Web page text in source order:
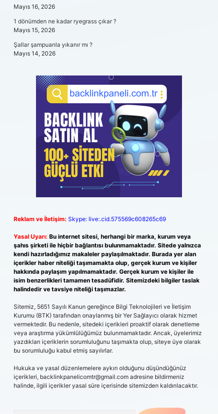
Mayıs 16, 2026
1 dönümden ne kadar ryegrass çıkar ?
Mayıs 15, 2026
Şallar şampuanla yıkanır mı ?
Mayıs 14, 2026
Reklam ve İletişim: Skype: live:.cid.575569c608265c69
Yasal Uyarı: Bu internet sitesi, herhangi bir marka, kurum veya
şahıs şirketi ile hiçbir bağlantısı bulunmamaktadır. Sitede yalnızca
kendi hazırladığımız makaleler paylaşılmaktadır. Burada yer alan
içerikler haber niteliği taşımamakta olup, gerçek kurum ve kişiler
hakkında paylaşım yapılmamaktadır. Gerçek kurum ve kişiler ile
isim benzerlikleri tamamen tesadüfidir. Sitemizdeki bilgiler taslak
halindedir ve tavsiye niteliği taşımazlar.
Sitemiz, 5651 Sayılı Kanun gereğince Bilgi Teknolojileri ve İletişim
Kurumu (BTK) tarafından onaylanmış bir Yer Sağlayıcı olarak hizmet
vermektedir. Bu nedenle, sitedeki içerikleri proaktif olarak denetleme
veya araştırma yükümlülüğümüz bulunmamaktadır. Ancak, üyelerimiz
yazdıkları içeriklerin sorumluluğunu taşımakta olup, siteye üye olarak
bu sorumluluğu kabul etmiş sayılırlar.
Hukuka ve yasal düzenlemelere aykırı olduğunu düşündüğünüz
içerikleri, backlinkpanelicomtr@gmail.com adresine bildirmeniz
halinde, ilgili içerikler yasal süre içerisinde sitemizden kaldırılacaktır.